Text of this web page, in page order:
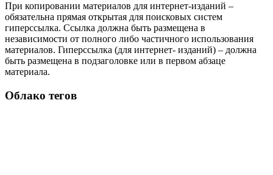
При копировании материалов для интернет-изданий –
обязательна прямая открытая для поисковых систем
гиперссылка. Ссылка должна быть размещена в
независимости от полного либо частичного использования
материалов. Гиперссылка (для интернет- изданий) – должна
быть размещена в подзаголовке или в первом абзаце
материала.
Облако тегов